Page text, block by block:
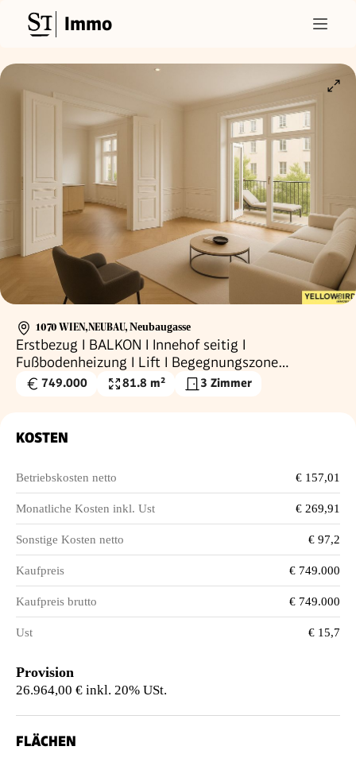
Immo
1070 WIEN,NEUBAU, Neubaugasse
Erstbezug I BALKON I Innehof seitig I
Fußbodenheizung I Lift I Begegnungszone
Neubaugasse
Kaufpreis
749.000
Nutzfläche
81.8 m² 3 Zimmer
KOSTEN
Betriebskosten netto € 157,01
Monatliche Kosten inkl. Ust € 269,91
Sonstige Kosten netto € 97,2
Kaufpreis € 749.000
Kaufpreis brutto € 749.000
Ust € 15,7
Provision
26.964,00 € inkl. 20% USt.
FLÄCHEN